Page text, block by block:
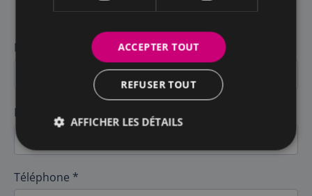
Postuler à cette offre d‘emploi
Nom *
Prénom *
Téléphone *
ACCEPTER TOUT
REFUSER TOUT
AFFICHER LES DÉTAILS